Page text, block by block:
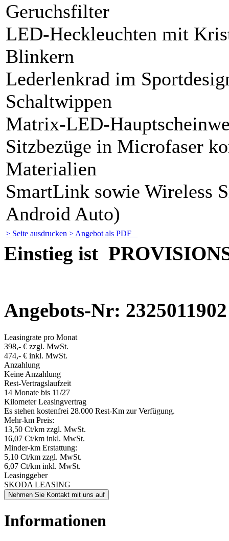
Geruchsfilter
LED-Heckleuchten mit
Blinkern
Lederlenkrad im
Schaltwippen
Matrix-LED-
Sitzbezüge in Microfaser
Materialien
SmartLink sowie Wireless
Android Auto)
> Seite ausdrucken > Angebot als PDF
Einstieg ist
Angebots-Nr: 2325011902
Leasingrate pro Monat
398,- € zzgl. MwSt.
474,- € inkl. MwSt.
Anzahlung
Keine Anzahlung
Rest-Vertragslaufzeit
14 Monate bis 11/27
Kilometer Leasingvertrag
Es stehen kostenfrei 28.000 Rest-Km zur Verfügung.
Mehr-km Preis:
13,50 Ct/km zzgl. MwSt.
16,07 Ct/km inkl. MwSt.
Minder-km Erstattung:
5,10 Ct/km zzgl. MwSt.
6,07 Ct/km inkl. MwSt.
Leasinggeber
SKODA LEASING
Nehmen Sie Kontakt mit uns auf
Informationen